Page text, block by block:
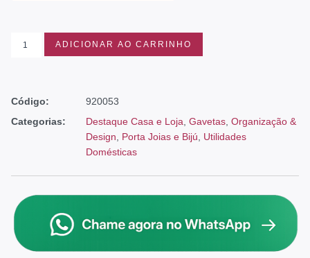
ADICIONAR AO CARRINHO
Código:
920053
Categorias:
Destaque Casa e Loja Gavetas Organização &
Design
Porta Joias e Bijú
Utilidades
Domésticas